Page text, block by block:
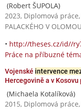
(Robert ŠUPOLA)
2023, Diplomová
PALACKÉHO V
• http://theses.cz/id//
Práce na příbuzné
Vojenské intervence
Hercegovině a v
(Michaela Kotalíková)
2015, Diplomová